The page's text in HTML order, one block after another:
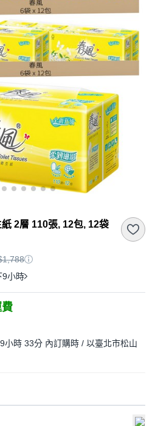
2層 110張, 12包, 12袋
9小時
9小時 33分 內訂購時 / 以臺北市松山